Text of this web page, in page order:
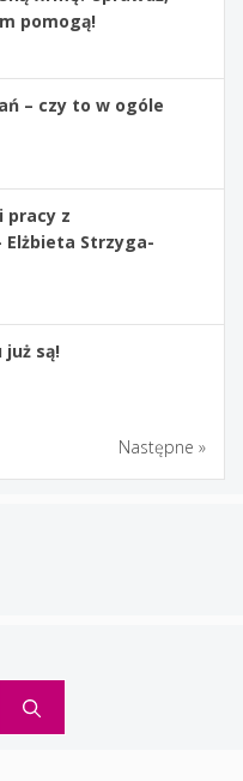
pomogą!
– czy to w ogóle
pracy z
Elżbieta Strzyga-
już są!
Następne »